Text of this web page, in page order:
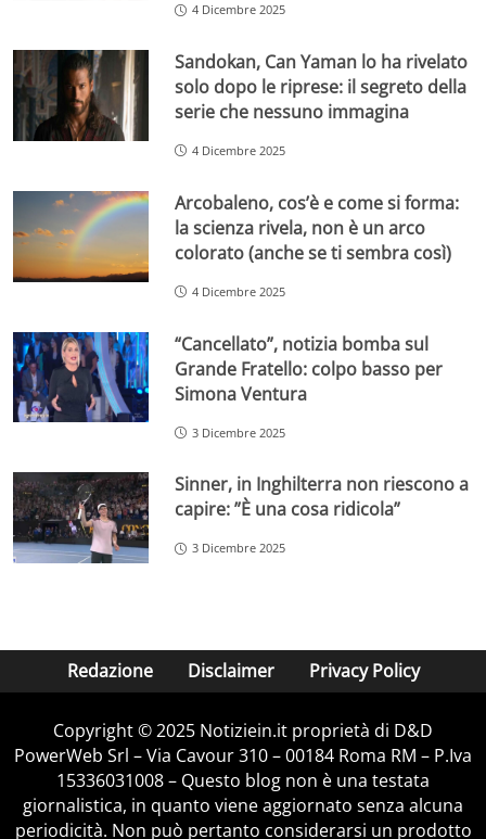
4 Dicembre 2025
Sandokan, Can Yaman lo ha rivelato
solo dopo le riprese: il segreto della
serie che nessuno immagina
4 Dicembre 2025
Arcobaleno, cos’è e come si forma:
la scienza rivela, non è un arco
colorato (anche se ti sembra così)
4 Dicembre 2025
“Cancellato”, notizia bomba sul
Grande Fratello: colpo basso per
Simona Ventura
3 Dicembre 2025
Sinner, in Inghilterra non riescono a
capire: ”È una cosa ridicola”
3 Dicembre 2025
Redazione Disclaimer Privacy Policy
Copyright © 2025 Notiziein.it proprietà di D&D
PowerWeb Srl – Via Cavour 310 – 00184 Roma RM – P.Iva
15336031008 – Questo blog non è una testata
giornalistica, in quanto viene aggiornato senza alcuna
periodicità. Non può pertanto considerarsi un prodotto